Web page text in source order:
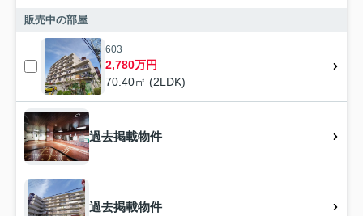
販売中の部屋
603
2,780万円
70.40㎡ (2LDK)
過去掲載物件
過去掲載物件